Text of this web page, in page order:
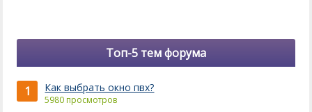
Топ-5 тем форума
1 Как выбрать окно пвх?
5980 просмотров